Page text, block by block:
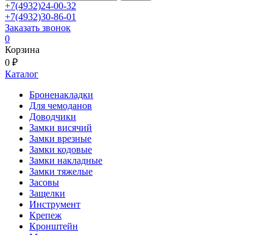
+7(4932)24-00-32
+7(4932)30-86-01
Заказать звонок
0
Корзина
0 ₽
Каталог
Броненакладки
Для чемоданов
Доводчики
Замки висячий
Замки врезные
Замки кодовые
Замки накладные
Замки тяжелые
Засовы
Защелки
Инструмент
Крепеж
Кронштейн